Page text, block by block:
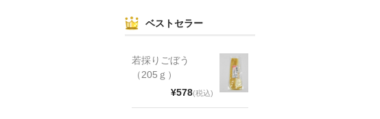
ベストセラー
若採りごぼう
（205ｇ）
¥578(税込)